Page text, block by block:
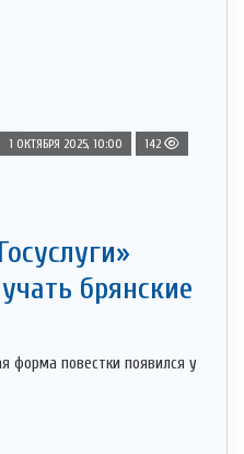
1 ОКТЯБРЯ 2025, 10:00 142
брянские
форма повестки появился у